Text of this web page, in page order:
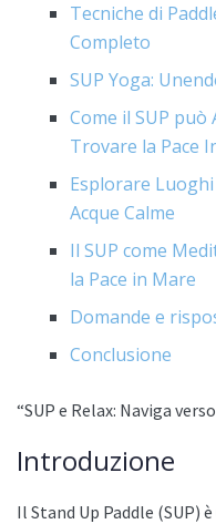
Tecniche di
Completo
SUP Yoga:
Come il SUP
Trovare la Pace
Esplorare
Acque Calme
Il SUP come
la Pace in Mare
Domande e
Conclusione
“SUP e Relax: Naviga
Introduzione
Il Stand Up Paddle (SUP)